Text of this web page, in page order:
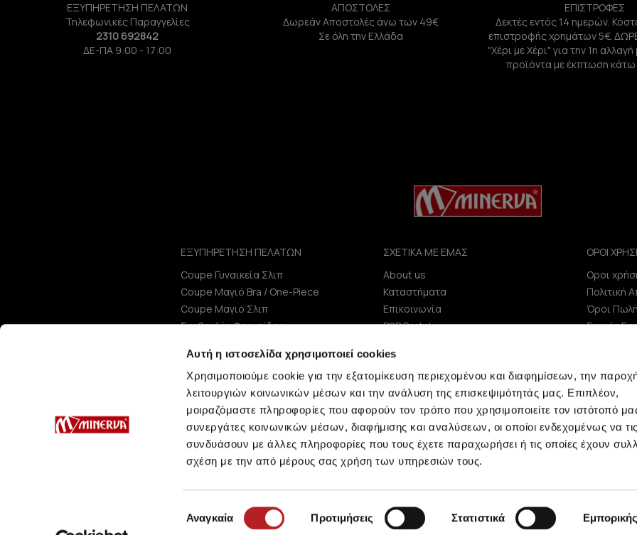
Αυτή η ιστοσελίδα χρησιμοποιεί cookies
Χρησιμοποιούμε cookie για την εξατομίκευση περιεχομένου και διαφημίσεων, την
λειτουργιών κοινωνικών μέσων και την ανάλυση της επισκεψιμότητάς μας. Επιπλέον,
μοιραζόμαστε πληροφορίες που αφορούν τον τρόπο που χρησιμοποιείτε τον ιστότοπό
συνεργάτες κοινωνικών μέσων, διαφήμισης και αναλύσεων, οι οποίοι ενδεχομένως να
συνδυάσουν με άλλες πληροφορίες που τους έχετε παραχωρήσει ή τις οποίες έχουν
σχέση με την από μέρους σας χρήση των υπηρεσιών τους.
συγκατάθεσης
Αναγκαία Προτιμήσεις Στατιστικά
ΕΞΥΠΗΡΕΤΗΣΗ ΠΕΛΑΤΩΝ
Τηλεφωνικές Παραγγελίες
2310 692842
ΔΕ-ΠΑ 9:00 - 17:00
ΑΠΟΣΤΟΛΕΣ
Δωρεάν Αποστολές άνω των 49€
Σε όλη την Ελλάδα
ΕΠΙΣΤΡΟΦΕΣ
Δεκτές εντός 14 ημερών.
επιστροφής χρημάτων 5€.
"Χέρι με Χέρι" για την 1η
προϊόντα με έκπτωση
ΕΞΥΠΗΡΕΤΗΣΗ ΠΕΛΑΤΩΝ
Coupe Γυναικεία Σλιπ
Coupe Μαγιό Bra / One-Piece
Coupe Μαγιό Σλιπ
Συμβουλές Φροντίδας
ΣΧΕΤΙΚΑ ΜΕ ΕΜΑΣ
About us
Καταστήματα
Επικοινωνία
B2B Portal
ΑΝΑΚΟΙΝΩΣΕΙΣ ΧΑΑ
Εταιρεία
ΟΡΟΙ
Οροι
Πολιτική
Όροι
Συχνές
Minerva © 2009 - 2026 Minerva, All rights reserved.